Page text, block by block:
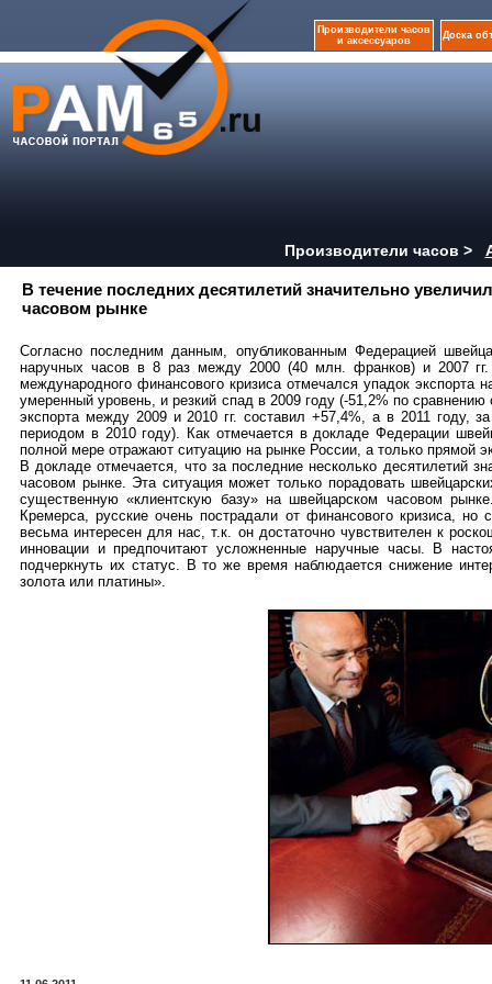
Производители часов
и аксессуаров
Доска
Производители часов >
В течение последних десятилетий значительно
часовом рынке
Согласно последним данным, опубликованным Федерацией
наручных часов в 8 раз между 2000 (40 млн. франков) и 2007
международного финансового кризиса отмечался упадок
умеренный уровень, и резкий спад в 2009 году (-51,2% по
экспорта между 2009 и 2010 гг. составил +57,4%, а в 2011 году,
периодом в 2010 году). Как отмечается в докладе Федерации
полной мере отражают ситуацию на рынке России, а только прямой
В докладе отмечается, что за последние несколько десятилетий
часовом рынке. Эта ситуация может только порадовать
существенную «клиентскую базу» на швейцарском часовом
Кремерса, русские очень пострадали от финансового кризиса,
весьма интересен для нас, т.к. он достаточно чувствителен к
инновации и предпочитают усложненные наручные часы. В
подчеркнуть их статус. В то же время наблюдается снижение
золота или платины».